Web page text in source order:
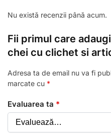
Nu există recenzii până acum.
Fii primul care
chei cu clichet si
Adresa ta de email nu va fi
marcate cu *
Evaluarea ta *